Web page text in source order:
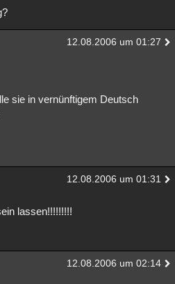
12.08.2006 um 01:27
sie in vernünftigem Deutsch
12.08.2006 um 01:31
lassen!!!!!!!!!
12.08.2006 um 02:14